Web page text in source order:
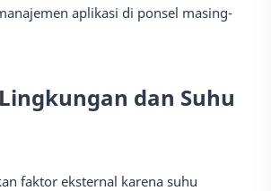
aplikasi di ponsel masing-
dan Suhu
faktor eksternal karena suhu